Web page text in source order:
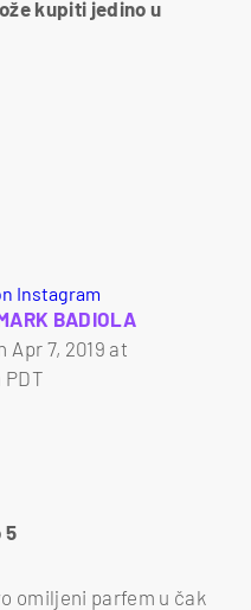
kupiti jedino u
Instagram
BADIOLA
Apr 7, 2019 at
PDT
5
omiljeni parfem u čak